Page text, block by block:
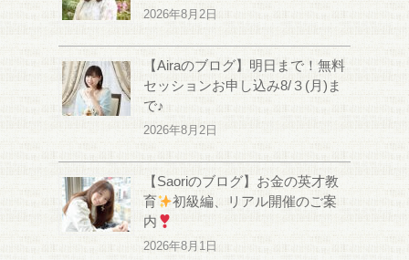
2026年8月2日
【Airaのブログ】明日まで！無料
セッションお申し込み8/３(月)ま
で♪
2026年8月2日
【Saoriのブログ】お金の英才教
育
初級編、リアル開催のご案
内
2026年8月1日